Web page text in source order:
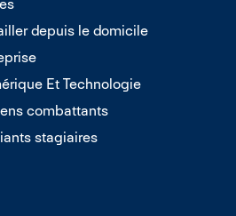
depuis le domicile
Et Technologie
combattants
stagiaires